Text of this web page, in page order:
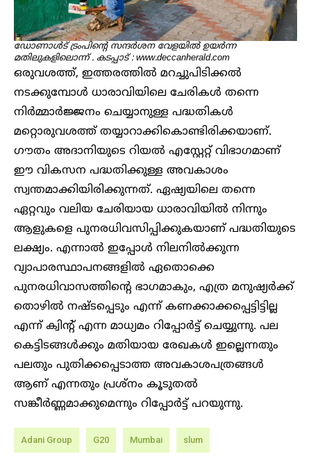
ഡോണാൾട് ട്രംപിന്റെ സന്ദർശന വേളയിൽ ഉയർന്ന
മതിലുകളിലൊന്ന് . കടപ്പാട് : www.deccanherald.com
ഒരുവശത്ത്, ഇത്തരത്തിൽ മറച്ചുപിടിക്കൽ
നടക്കുമ്പോൾ ധാരാവിയിലെ ചേരികൾ തന്നെ
നിർമ്മാർജ്ജനം ചെയ്യാനുള്ള പദ്ധതികൾ
മറ്റൊരുവശത്ത് തയ്യാറാക്കികൊണ്ടിരിക്കയാണ്.
ഗൗതം അദാനിയുടെ റിയൽ എസ്റ്റേറ്റ് വിഭാഗമാണ്
ഈ വികസന പദ്ധതിക്കുള്ള അവകാശം
സ്വന്തമാക്കിയിരിക്കുന്നത്. ഏഷ്യയിലെ തന്നെ
ഏറ്റവും വലിയ ചേരിയായ ധാരാവിയിൽ നിന്നും
ആളുകളെ പുനരധിവസിപ്പിക്കുകയാണ് പദ്ധതിയുടെ
ലക്ഷ്യം. എന്നാൽ ഇപ്പോൾ നിലനിൽക്കുന്ന
വ്യാപാരസ്ഥാപനങ്ങളിൽ ഏതൊക്കെ
പുനരധിവാസത്തിന്റെ ഭാഗമാകും, എത്ര മനുഷ്യർക്ക്
തൊഴിൽ നഷ്ടപ്പെടും എന്ന് കണക്കാക്കപ്പെട്ടിട്ടില്ല
എന്ന് ക്വിന്റ് എന്ന മാധ്യമം റിപ്പോർട്ട് ചെയ്യുന്നു. പല
കെട്ടിടങ്ങൾക്കും മതിയായ രേഖകൾ ഇല്ലെന്നതും
പലതും പുതിക്കപ്പെടാത്ത അവകാശപത്രങ്ങൾ
ആണ് എന്നതും പ്രശ്നം കൂടുതൽ
സങ്കീർണ്ണമാക്കുമെന്നും റിപ്പോർട്ട് പറയുന്നു.
Adani Group G20 Mumbai slum